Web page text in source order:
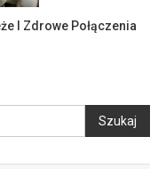
I Zdrowe Połączenia
Szukaj